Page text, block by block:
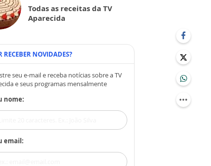
Todas as receitas da TV
Aparecida
RECEBER NOVIDADES?
seu e-mail e receba notícias sobre a TV
e seus programas mensalmente
nome:
email: